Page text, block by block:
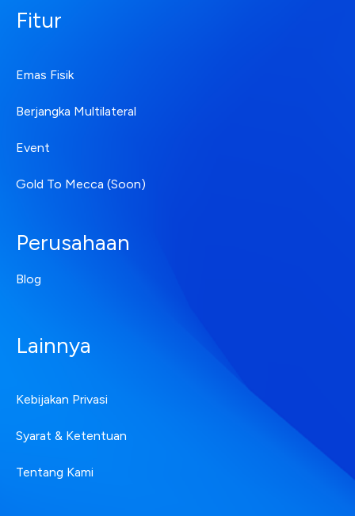
Fitur
Emas Fisik
Berjangka Multilateral
Event
Gold To Mecca (Soon)
Perusahaan
Blog
Lainnya
Kebijakan Privasi
Syarat & Ketentuan
Tentang Kami